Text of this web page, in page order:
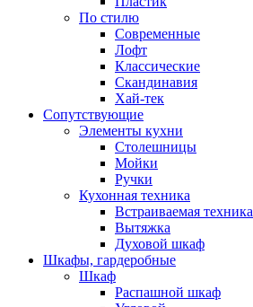
По стилю
Современные
Лофт
Классические
Скандинавия
Хай-тек
Сопутствующие
Элементы кухни
Столешницы
Мойки
Ручки
Кухонная техника
Встраиваемая техника
Вытяжка
Духовой шкаф
Шкафы, гардеробные
Шкаф
Распашной шкаф